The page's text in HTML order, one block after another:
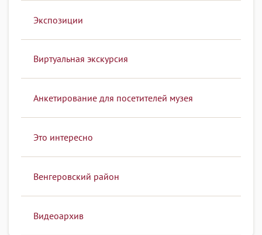
Экспозиции
Виртуальная экскурсия
Анкетирование для посетителей музея
Это интересно
Венгеровский район
Видеоархив